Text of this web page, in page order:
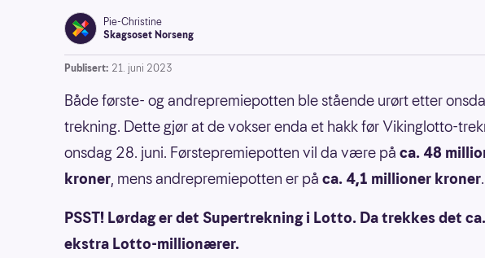
Pie-Christine
Skagsoset Norseng
Publisert: 21. juni 2023
Både første- og andrepremiepotten ble stående urørt etter
trekning. Dette gjør at de vokser enda et hakk før Vikinglotto-
onsdag 28. juni. Førstepremiepotten vil da være på ca. 48
kroner, mens andrepremiepotten er på ca. 4,1 millioner kroner.
PSST! Lørdag er det Supertrekning i Lotto. Da trekkes det
ekstra Lotto-millionærer.